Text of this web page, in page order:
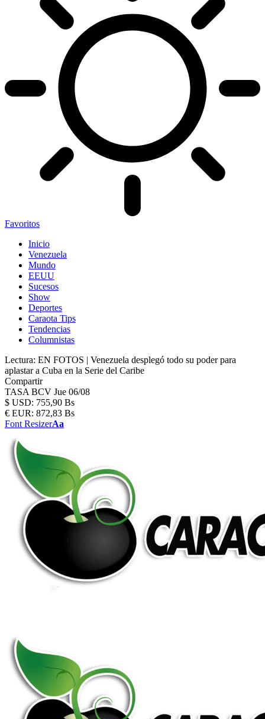
Favoritos
Inicio
Venezuela
Mundo
EEUU
Sucesos
Show
Deportes
Caraota Tips
Tendencias
Columnistas
Lectura: EN FOTOS | Venezuela desplegó todo su poder para
aplastar a Cuba en la Serie del Caribe
Compartir
TASA BCV Jue 06/08
$ USD: 755,90 Bs
€ EUR: 872,83 Bs
Font ResizerAa